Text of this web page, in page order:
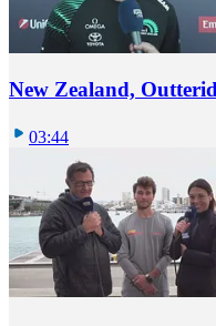
New Zealand,
03:44